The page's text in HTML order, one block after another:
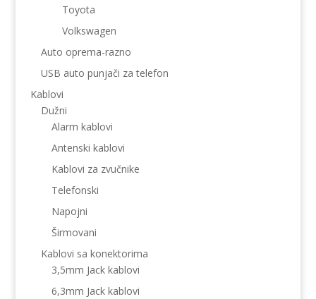
Toyota
Volkswagen
Auto oprema-razno
USB auto punjači za telefon
Kablovi
Dužni
Alarm kablovi
Antenski kablovi
Kablovi za zvučnike
Telefonski
Napojni
Širmovani
Kablovi sa konektorima
3,5mm Jack kablovi
6,3mm Jack kablovi